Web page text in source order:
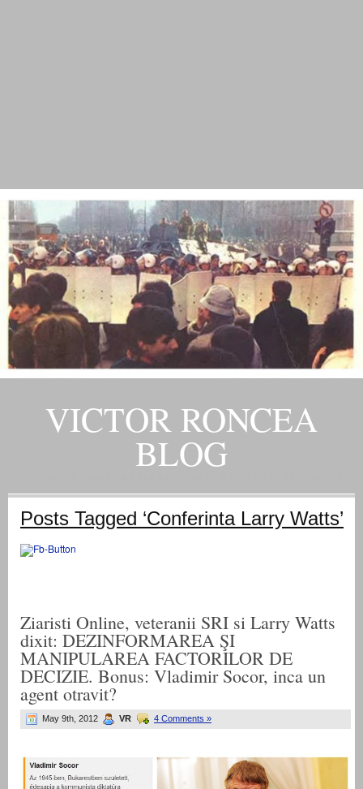
VICTOR RONCEA
BLOG
Posts Tagged ‘Conferinta Larry Watts’
Ziaristi Online, veteranii SRI si Larry Watts
dixit: DEZINFORMAREA ŞI
MANIPULAREA FACTORILOR DE
DECIZIE. Bonus: Vladimir Socor, inca un
agent otravit?
May 9th, 2012 VR 4 Comments »